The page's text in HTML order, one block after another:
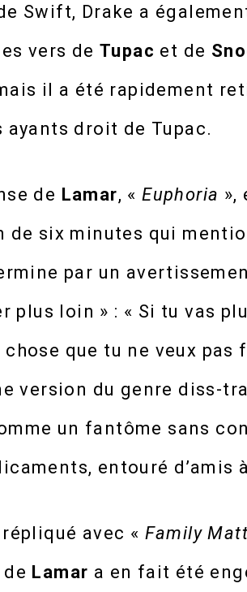
Swift, Drake a
vers de Tupac et de
il a été rapidement
ayants droit de Tupac.
de Lamar, «Euphoria »,
de six minutes qui
par un
plus loin » : « Si tu vas
chose que tu ne veux pas
version du genre diss-
un fantôme sans
entouré
avec « Family
Lamar a en fait été